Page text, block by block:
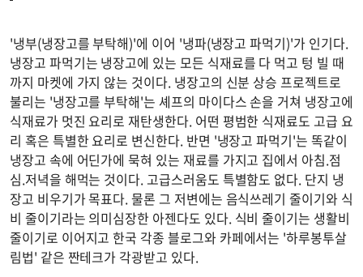
'냉부(냉장고를 부탁해)'에 이어 '냉파(냉장고 파먹기)'가 인기다.
냉장고 파먹기는 냉장고에 있는 모든 식재료를 다 먹고 텅 빌 때
까지 마켓에 가지 않는 것이다. 냉장고의 신분 상승 프로젝트로
불리는 '냉장고를 부탁해'는 셰프의 마이다스 손을 거쳐 냉장고에
식재료가 멋진 요리로 재탄생한다. 어떤 평범한 식재료도 고급 요
리 혹은 특별한 요리로 변신한다. 반면 '냉장고 파먹기'는 똑같이
냉장고 속에 어딘가에 묵혀 있는 재료를 가지고 집에서 아침.점
심.저녁을 해먹는 것이다. 고급스러움도 특별함도 없다. 단지 냉
장고 비우기가 목표다. 물론 그 저변에는 음식쓰레기 줄이기와 식
비 줄이기라는 의미심장한 아젠다도 있다. 식비 줄이기는 생활비
줄이기로 이어지고 한국 각종 블로그와 카페에서는 '하루봉투살
림법' 같은 짠테크가 각광받고 있다.